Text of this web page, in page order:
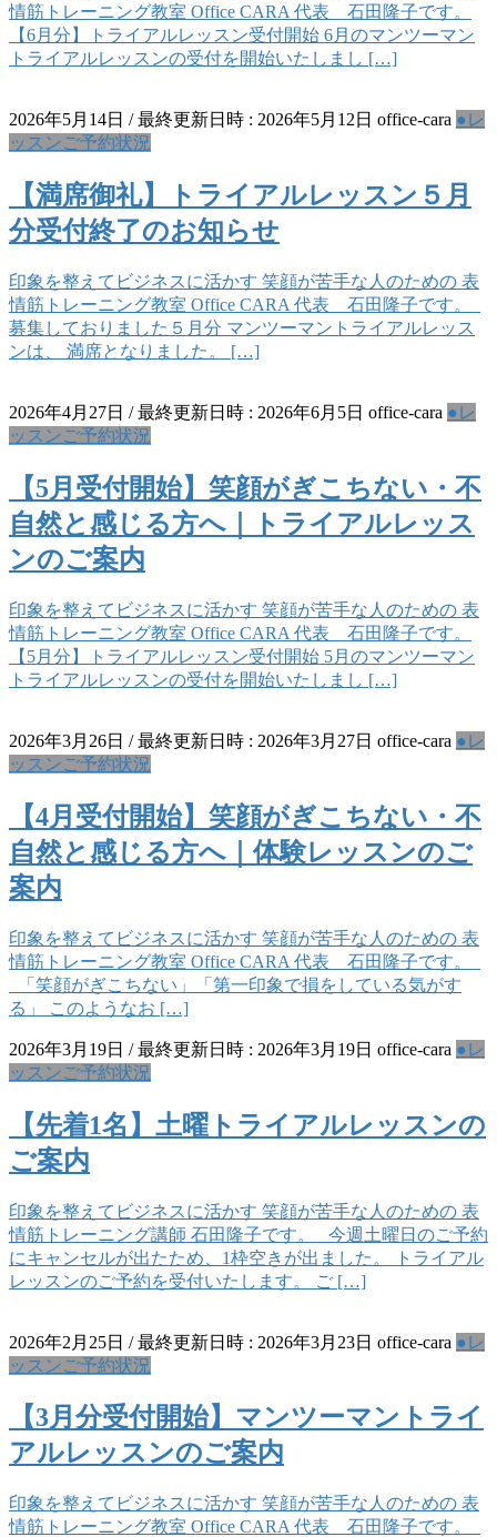
情筋トレーニング教室 Office CARA 代表 石田隆子です。
【6月分】トライアルレッスン受付開始 6月のマンツーマン
トライアルレッスンの受付を開始いたしまし […]
2026年5月14日 / 最終更新日時 : 2026年5月12日 office-cara ●レ
ッスンご予約状況
【満席御礼】トライアルレッスン５月
分受付終了のお知らせ
印象を整えてビジネスに活かす 笑顔が苦手な人のための 表
情筋トレーニング教室 Office CARA 代表 石田隆子です。
募集しておりました５月分 マンツーマントライアルレッス
ンは、 満席となりました。 […]
2026年4月27日 / 最終更新日時 : 2026年6月5日 office-cara ●レ
ッスンご予約状況
【5月受付開始】笑顔がぎこちない・不
自然と感じる方へ｜トライアルレッス
ンのご案内
印象を整えてビジネスに活かす 笑顔が苦手な人のための 表
情筋トレーニング教室 Office CARA 代表 石田隆子です。
【5月分】トライアルレッスン受付開始 5月のマンツーマン
トライアルレッスンの受付を開始いたしまし […]
2026年3月26日 / 最終更新日時 : 2026年3月27日 office-cara ●レ
ッスンご予約状況
【4月受付開始】笑顔がぎこちない・不
自然と感じる方へ｜体験レッスンのご
案内
印象を整えてビジネスに活かす 笑顔が苦手な人のための 表
情筋トレーニング教室 Office CARA 代表 石田隆子です。
「笑顔がぎこちない」「第一印象で損をしている気がす
る」 このようなお […]
2026年3月19日 / 最終更新日時 : 2026年3月19日 office-cara ●レ
ッスンご予約状況
【先着1名】土曜トライアルレッスンの
ご案内
印象を整えてビジネスに活かす 笑顔が苦手な人のための 表
情筋トレーニング講師 石田隆子です。 今週土曜日のご予約
にキャンセルが出たため、1枠空きが出ました。 トライアル
レッスンのご予約を受付いたします。 ご […]
2026年2月25日 / 最終更新日時 : 2026年3月23日 office-cara ●レ
ッスンご予約状況
【3月分受付開始】マンツーマントライ
アルレッスンのご案内
印象を整えてビジネスに活かす 笑顔が苦手な人のための 表
情筋トレーニング教室 Office CARA 代表 石田隆子です。